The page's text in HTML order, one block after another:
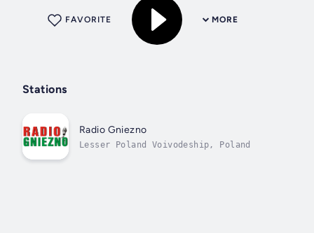
MORE
FAVORITE
Stations
Radio Gniezno
Lesser Poland Voivodeship, Poland